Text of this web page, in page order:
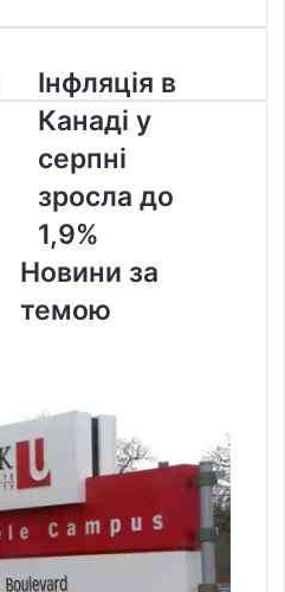
Інфляція
в
Канаді
у
серпні
зросла
до
1,9%
Інфляція в
Канаді у
серпні
зросла до
1,9%
Новини за
темою